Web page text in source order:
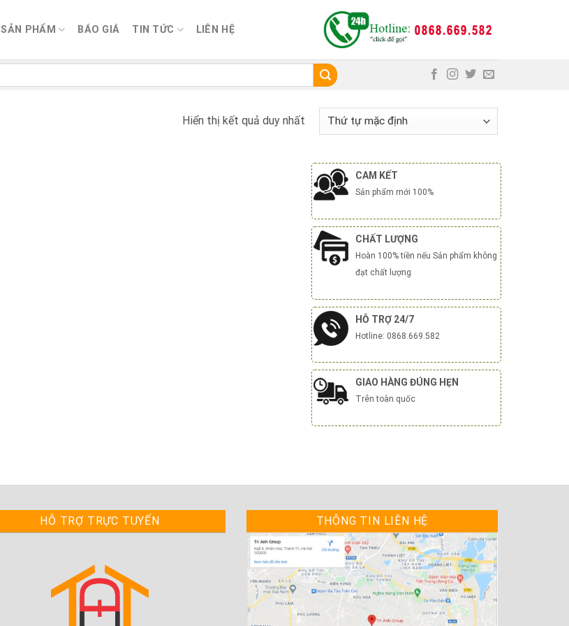
SẢN PHẨM BÁO GIÁ TIN TỨC LIÊN HỆ
Hiển thị kết quả duy nhất
CAM KẾT
Sản phẩm mới 100%
CHẤT LƯỢNG
Hoàn 100% tiền nếu Sản phẩm không
đạt chất lượng
HỖ TRỢ 24/7
Hotline: 0868.669.582
GIAO HÀNG ĐÚNG HẸN
Trên toàn quốc
HỖ TRỢ TRỰC TUYẾN THÔNG TIN LIÊN HỆ